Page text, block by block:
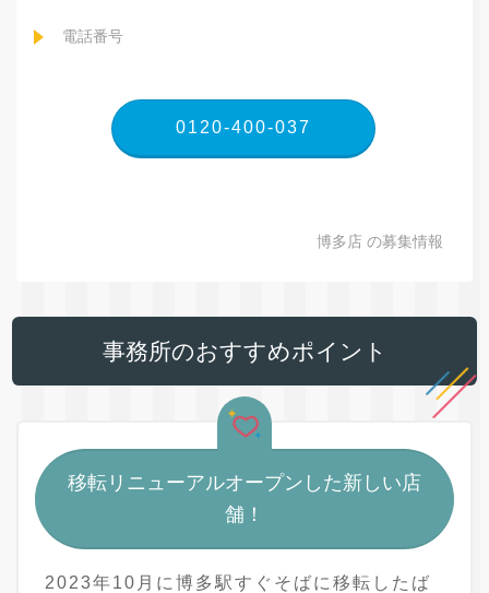
電話番号
0120-400-037
博多店 の募集情報
事務所のおすすめポイント
移転リニューアルオープンした新しい店
舗！
2023年10月に博多駅すぐそばに移転したば